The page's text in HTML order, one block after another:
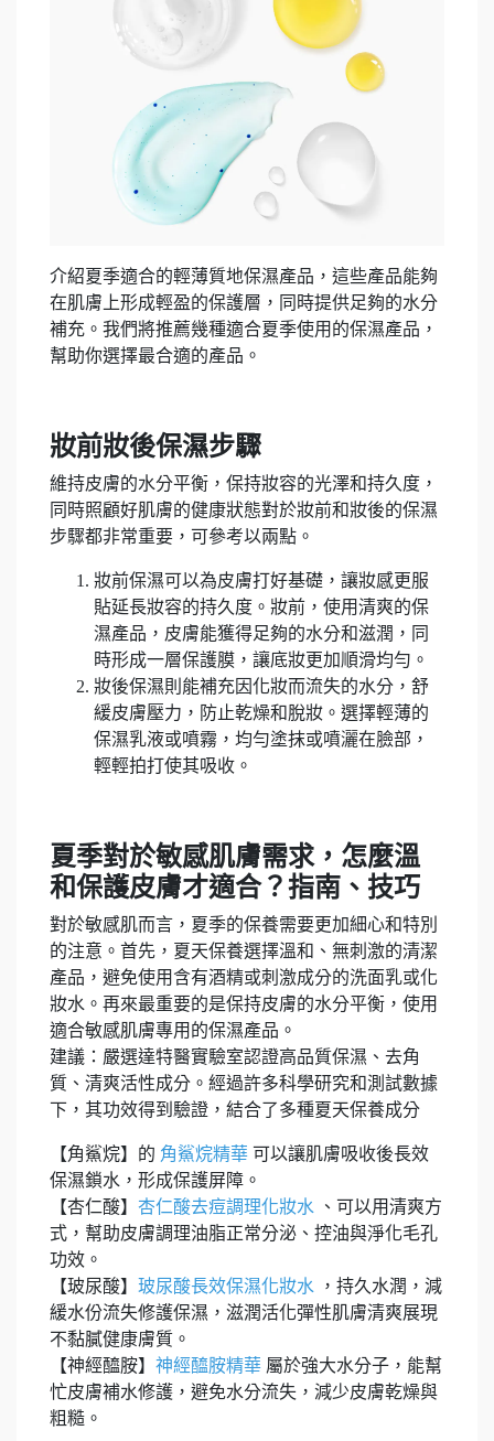
介紹夏季適合的輕薄質地保濕產品，這些產品能夠
在肌膚上形成輕盈的保護層，同時提供足夠的水分
補充。我們將推薦幾種適合夏季使用的保濕產品，
幫助你選擇最合適的產品。
妝前妝後保濕步驟
維持皮膚的水分平衡，保持妝容的光澤和持久度，
同時照顧好肌膚的健康狀態對於妝前和妝後的保濕
步驟都非常重要，可參考以兩點。
妝前保濕可以為皮膚打好基礎，讓妝感更服
貼延長妝容的持久度。妝前，使用清爽的保
濕產品，皮膚能獲得足夠的水分和滋潤，同
時形成一層保護膜，讓底妝更加順滑均勻。
妝後保濕則能補充因化妝而流失的水分，舒
緩皮膚壓力，防止乾燥和脫妝。選擇輕薄的
保濕乳液或噴霧，均勻塗抹或噴灑在臉部，
輕輕拍打使其吸收。
夏季對於敏感肌膚需求，怎麼溫
和保護皮膚才適合？指南、技巧
對於敏感肌而言，夏季的保養需要更加細心和特別
的注意。首先，夏天保養選擇溫和、無刺激的清潔
產品，避免使用含有酒精或刺激成分的洗面乳或化
妝水。再來最重要的是保持皮膚的水分平衡，使用
適合敏感肌膚專用的保濕產品。
建議：嚴選達特醫實驗室認證高品質保濕、去角
質、清爽活性成分。經過許多科學研究和測試數據
下，其功效得到驗證，結合了多種夏天保養成分
【角鯊烷】的 角鯊烷精華 可以讓肌膚吸收後長效
保濕鎖水，形成保護屏障。
【杏仁酸】 杏仁酸去痘調理化妝水 、可以用清爽方
式，幫助皮膚調理油脂正常分泌、控油與淨化毛孔
功效。
【玻尿酸】 玻尿酸長效保濕化妝水 ，持久水潤，減
緩水份流失修護保濕，滋潤活化彈性肌膚清爽展現
不黏膩健康膚質。
【神經醯胺】 神經醯胺精華 屬於強大水分子，能幫
忙皮膚補水修護，避免水分流失，減少皮膚乾燥與
粗糙。